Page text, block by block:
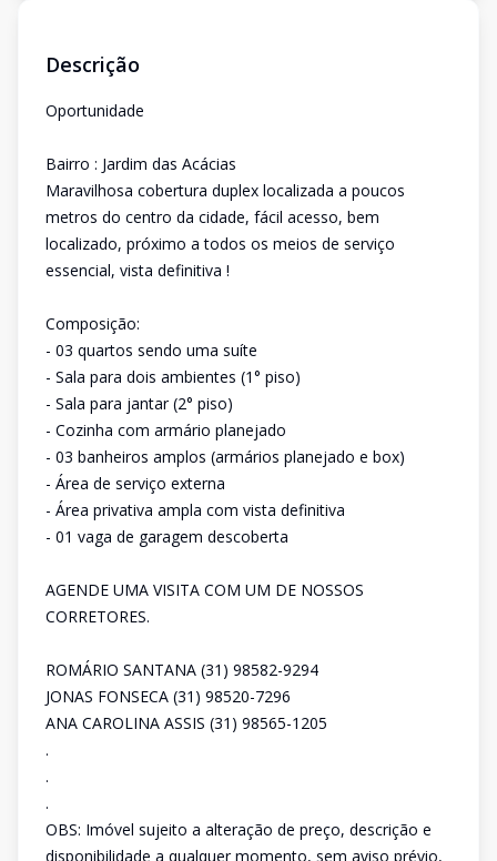
Descrição
Oportunidade
Bairro : Jardim das Acácias
Maravilhosa cobertura duplex localizada a poucos
metros do centro da cidade, fácil acesso, bem
localizado, próximo a todos os meios de serviço
essencial, vista definitiva !
Composição:
- 03 quartos sendo uma suíte
- Sala para dois ambientes (1° piso)
- Sala para jantar (2° piso)
- Cozinha com armário planejado
- 03 banheiros amplos (armários planejado e box)
- Área de serviço externa
- Área privativa ampla com vista definitiva
- 01 vaga de garagem descoberta
AGENDE UMA VISITA COM UM DE NOSSOS
CORRETORES.
ROMÁRIO SANTANA (31) 98582-9294
JONAS FONSECA (31) 98520-7296
ANA CAROLINA ASSIS (31) 98565-1205
.
.
.
OBS: Imóvel sujeito a alteração de preço, descrição e
disponibilidade a qualquer momento, sem aviso prévio,